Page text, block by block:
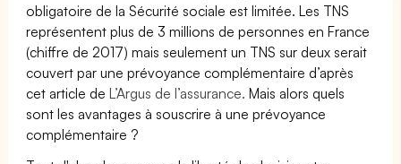
obligatoire de la Sécurité sociale est limitée. Les TNS
représentent plus de 3 millions de personnes en France
(chiffre de 2017) mais seulement un TNS sur deux serait
couvert par une prévoyance complémentaire d’après
cet article deL’Argus de l’assurance. Mais alors quels
sont les avantages à souscrire à une prévoyance
complémentaire ?